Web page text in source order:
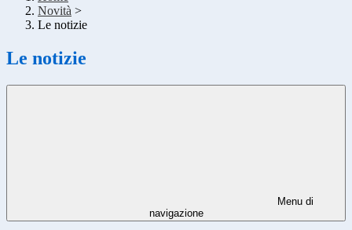
Novità >
Le notizie
Le notizie
Menu di
navigazione